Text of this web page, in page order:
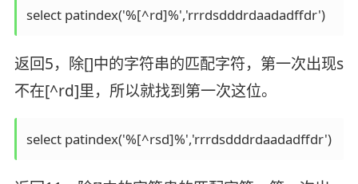
select patindex('%[^rd]%','rrrdsdddrdaadadffdr')
返回5，除[]中的字符串的匹配字符，第一次出现s
不在[^rd]里，所以就找到第一次这位。
select patindex('%[^rsd]%','rrrdsdddrdaadadffdr')